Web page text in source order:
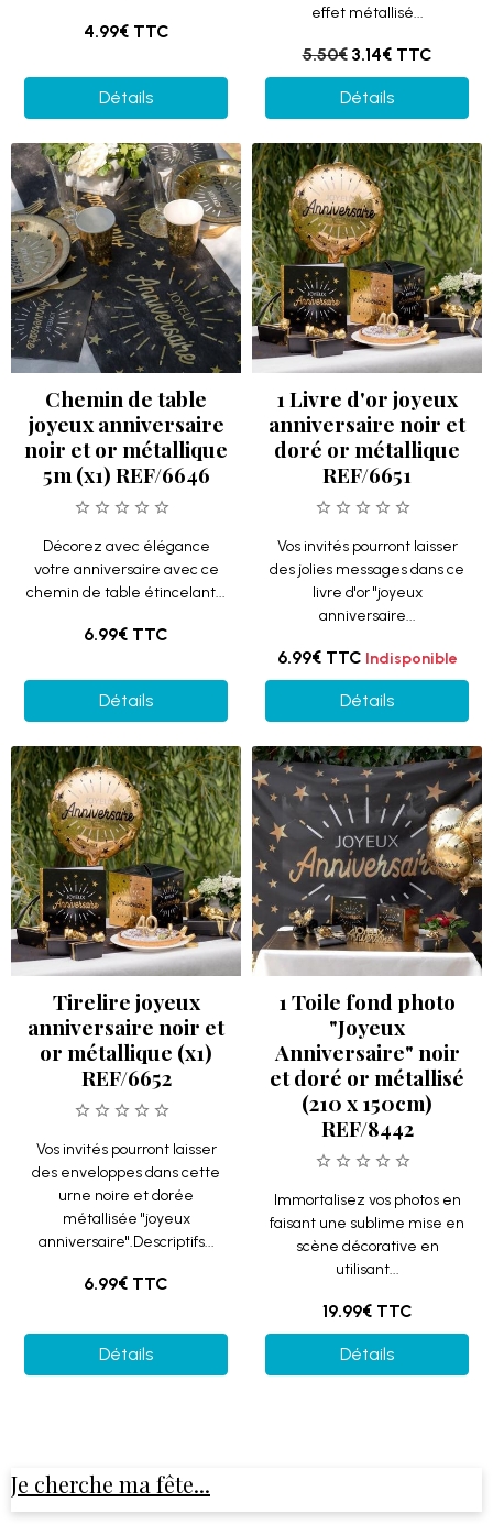
4.99€ TTC
Détails
effet métallisé...
5.50€ 3.14€ TTC
Détails
Chemin de table
joyeux anniversaire
noir et or métallique
5m (x1) REF/6646
Décorez avec élégance
votre anniversaire avec ce
chemin de table étincelant...
6.99€ TTC
Détails
1 Livre d'or joyeux
anniversaire noir et
doré or métallique
REF/6651
Vos invités pourront laisser
des jolies messages dans ce
livre d'or "joyeux
anniversaire...
6.99€ TTC Indisponible
Détails
Tirelire joyeux
anniversaire noir et
or métallique (x1)
REF/6652
Vos invités pourront laisser
des enveloppes dans cette
urne noire et dorée
métallisée "joyeux
anniversaire".Descriptifs...
6.99€ TTC
Détails
1 Toile fond photo
"Joyeux
Anniversaire" noir
et doré or métallisé
(210 x 150cm)
REF/8442
Immortalisez vos photos en
faisant une sublime mise en
scène décorative en
utilisant...
19.99€ TTC
Détails
Je cherche ma fête...